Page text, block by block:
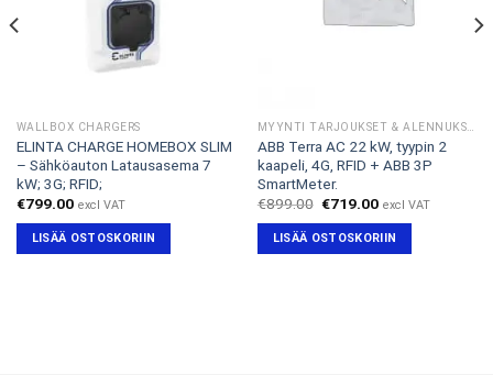
WALLBOX CHARGERS
ELINTA CHARGE HOMEBOX SLIM
– Sähköauton Latausasema 7
kW; 3G; RFID;
€799.00 excl VAT
LISÄÄ OSTOSKORIIN
ABB Terra AC 22 kW, tyypin 2
kaapeli, 4G, RFID + ABB 3P
SmartMeter.
€899.00 Alkuperäinen
oli:
€899.00.
€719.00Nykyinen
on:
€719.00.
excl VAT
LISÄÄ OSTOSKORIIN